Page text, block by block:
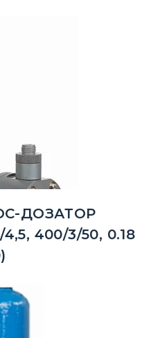
ДОЗАТОР
4,5, 400/3/50, 0.18